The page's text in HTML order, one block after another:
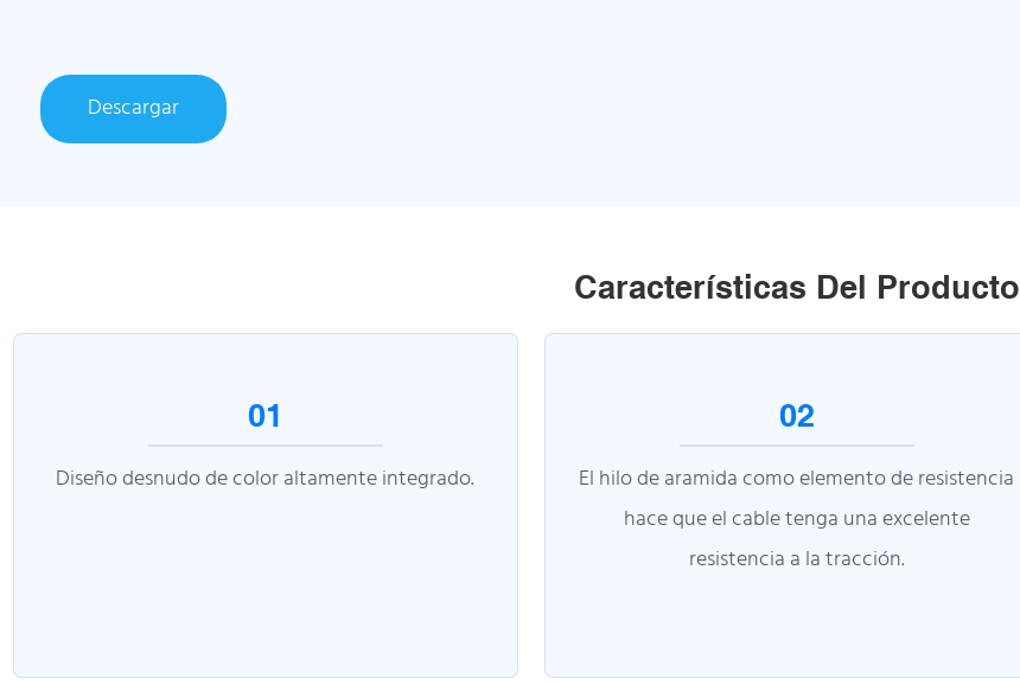
Descargar
Características Del Producto
01
Diseño desnudo de color altamente integrado.
02
El hilo de aramida como elemento de resistencia
hace que el cable tenga una excelente
resistencia a la tracción.